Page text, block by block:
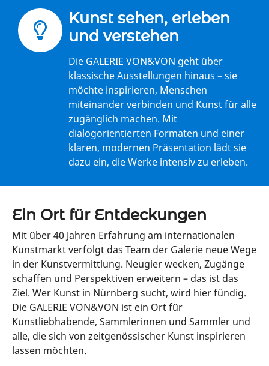
Kunst sehen, erleben
und verstehen
Die GALERIE VON&VON geht über
klassische Ausstellungen hinaus – sie
möchte inspirieren, Menschen
miteinander verbinden und Kunst für alle
zugänglich machen. Mit
dialogorientierten Formaten und einer
klaren, modernen Präsentation lädt sie
dazu ein, die Werke intensiv zu erleben.
Ein Ort für Entdeckungen
Mit über 40 Jahren Erfahrung am internationalen
Kunstmarkt verfolgt das Team der Galerie neue Wege
in der Kunstvermittlung. Neugier wecken, Zugänge
schaffen und Perspektiven erweitern – das ist das
Ziel. Wer Kunst in Nürnberg sucht, wird hier fündig.
Die GALERIE VON&VON ist ein Ort für
Kunstliebhabende, Sammlerinnen und Sammler und
alle, die sich von zeitgenössischer Kunst inspirieren
lassen möchten.